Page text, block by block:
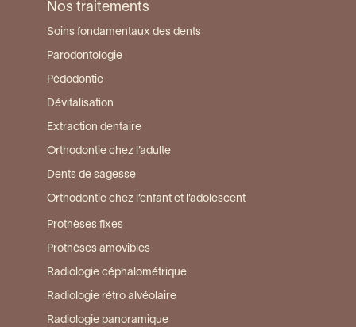
Nos traitements
Soins fondamentaux des dents
Parodontologie
Pédodontie
Dévitalisation
Extraction dentaire
Orthodontie chez l’adulte
Dents de sagesse
Orthodontie chez l’enfant et l’adolescent
Prothèses fixes
Prothèses amovibles
Radiologie céphalométrique
Radiologie rétro alvéolaire
Radiologie panoramique